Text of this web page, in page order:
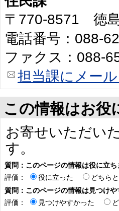
〒770-8571 徳
電話番号：088-
ファクス：088-
担当課にメー
この情報はお役
お寄せいただい
す。
質問：このページの情報は役に立ち
評価：
役に立った どちら
質問：このページの情報は見つけや
評価：
見つけやすかった